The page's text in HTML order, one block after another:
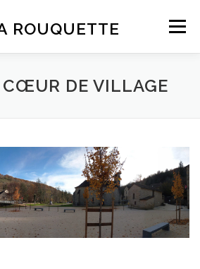
ROUQUETTE Menu
D’INFORMATION
CŒUR DE VILLAGE